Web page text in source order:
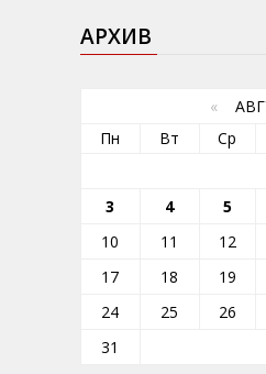
АРХИВ
«
Пн
Вт Ср
3
4 5
10
11 12
17
18 19
24
25 26
31